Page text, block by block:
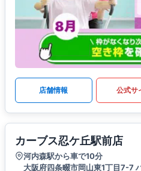
店舗情報 公式サ
カーブス忍ケ丘駅前店
河内森駅から車で10分
大阪府四条畷市岡山東1丁目7-7